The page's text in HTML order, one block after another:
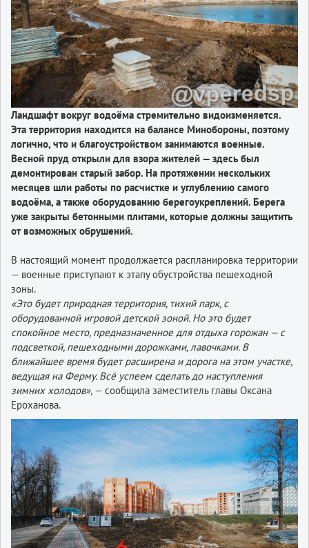
Ландшафт вокруг водоёма стремительно видоизменяется.
Эта территория находится на балансе Минобороны, поэтому
логично, что и благоустройством занимаются военные.
Весной пруд открыли для взора жителей — здесь был
демонтирован старый забор. На протяжении нескольких
месяцев шли работы по расчистке и углублению самого
водоёма, а также оборудованию берегоукреплений. Берега
уже закрыты бетонными плитами, которые должны защитить
от возможных обрушений.
В настоящий момент продолжается распланировка территории
— военные приступают к этапу обустройства пешеходной
зоны.
«Это будет природная территория, тихий парк, с
оборудованной игровой детской зоной. Но это будет
спокойное место, предназначенное для отдыха горожан — с
подсветкой, пешеходными дорожками, лавочками. В
ближайшее время будет расширена и дорога на этом участке,
ведущая на Ферму. Всё успеем сделать до наступления
зимних холодов», — сообщила заместитель главы Оксана
Ероханова.